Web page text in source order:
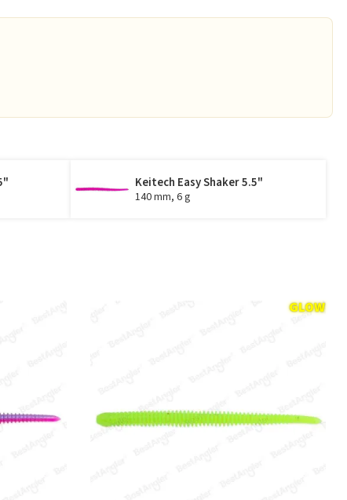
Keitech Easy Shaker 5.5"
140 mm, 6 g